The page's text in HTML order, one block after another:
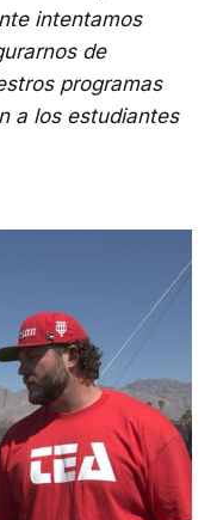
intentamos
de
programas
a los estudiantes